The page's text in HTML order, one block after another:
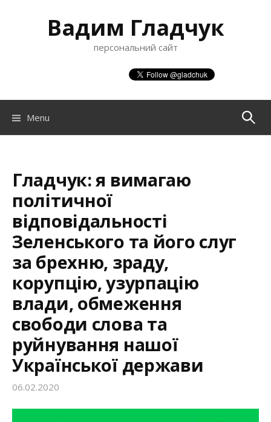
c
Вадим Гладчук
персональний сайт
Menu П
Гладчук: я вимагаю
політичної
відповідальності
Зеленського та його слуг
за брехню, зраду,
корупцію, узурпацію
влади, обмеження
свободи слова та
руйнування нашої
Української держави
06.02.2020